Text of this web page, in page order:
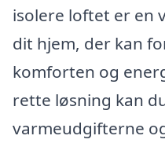
isolere loftet er en
dit hjem, der kan
komforten og
rette løsning kan
varmeudgifterne